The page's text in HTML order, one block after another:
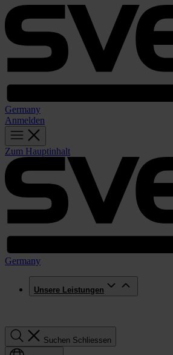
Germany
Anmelden
Zum Hauptinhalt
Germany
Unsere Leistungen
Suchen Schliessen